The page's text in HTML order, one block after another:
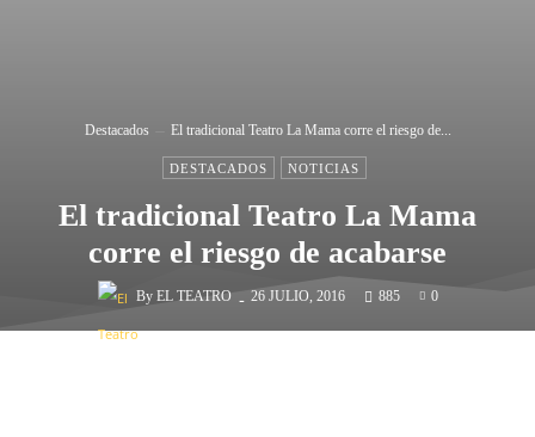
Destacados El tradicional Teatro La Mama corre el riesgo de...
DESTACADOS NOTICIAS
El tradicional Teatro La Mama
corre el riesgo de acabarse
By EL TEATRO - 26 JULIO, 2016 885 0